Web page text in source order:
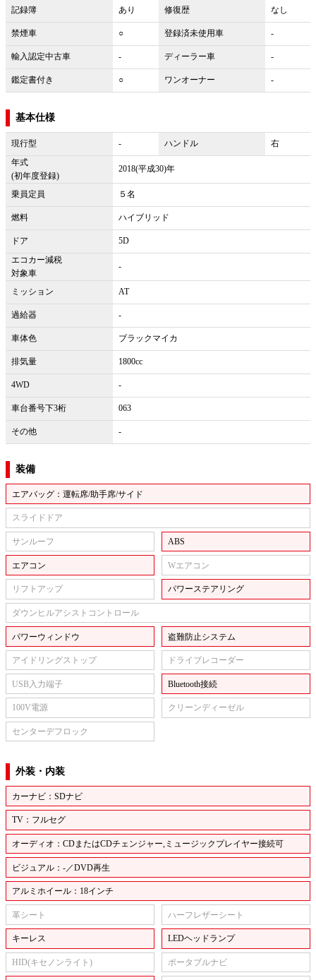
記録簿 あり 修復歴 なし
禁煙車 ○ 登録済未使用車 -
輸入認定中古車 - ディーラー車 -
鑑定書付き ○ ワンオーナー -
基本仕様
現行型 - ハンドル
右
年式
(初年度登録)
2018(平成30)年
乗員定員 ５名
燃料 ハイブリッド
ドア
5D
エコカー減税
対象車
-
ミッション AT
過給器 -
車体色 ブラックマイカ
排気量 1800cc
4WD -
車台番号下3桁 063
その他 -
装備
エアバッグ：運転席/助手席/サイド
スライドドア
サンルーフ ABS
エアコン Wエアコン
リフトアップ パワーステアリング
ダウンヒルアシストコントロール
パワーウィンドウ 盗難防止システム
アイドリングストップ ドライブレコーダー
USB入力端子 Bluetooth接続
100V電源 クリーンディーゼル
センターデフロック
外装・内装
カーナビ：SDナビ
TV：フルセグ
オーディオ：CDまたはCDチェンジャー,ミュージックプレイヤー接続可
ビジュアル：-／DVD再生
アルミホイール：18インチ
革シート ハーフレザーシート
キーレス LEDヘッドランプ
HID(キセノンライト) ポータブルナビ